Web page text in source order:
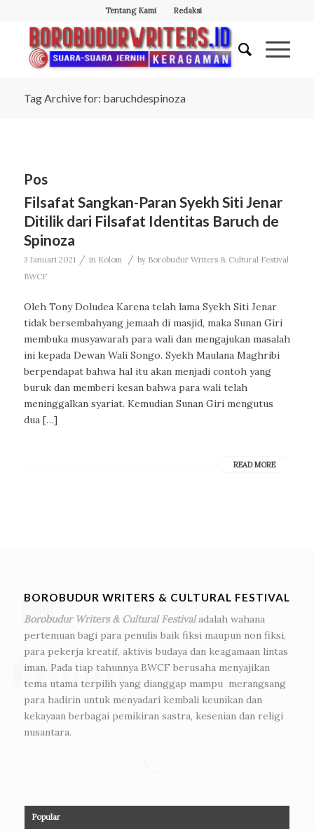
Tentang Kami Redaksi
Tag Archive for: baruchdespinoza
Pos
Filsafat Sangkan-Paran Syekh Siti Jenar
Ditilik dari Filsafat Identitas Baruch de
Spinoza
3 Januari 2021 / in Kolom / by Borobudur Writers & Cultural Festival
BWCF
Oleh Tony Doludea Karena telah lama Syekh Siti Jenar
tidak bersembahyang jemaah di masjid, maka Sunan Giri
membuka musyawarah para wali dan mengajukan masalah
ini kepada Dewan Wali Songo. Syekh Maulana Maghribi
berpendapat bahwa hal itu akan menjadi contoh yang
buruk dan memberi kesan bahwa para wali telah
meninggalkan syariat. Kemudian Sunan Giri mengutus
dua […]
READ MORE
BOROBUDUR WRITERS & CULTURAL FESTIVAL
Borobudur Writers & Cultural Festivaladalah wahana
pertemuan bagi para penulis baik fiksi maupun non fiksi,
para pekerja kreatif, aktivis budaya dan keagamaan lintas
iman. Pada tiap tahunnya BWCF berusaha menyajikan
tema utama terpilih yang dianggap mampu merangsang
para hadirin untuk menyadari kembali keunikan dan
kekayaan berbagai pemikiran sastra, kesenian dan religi
nusantara.
Popular